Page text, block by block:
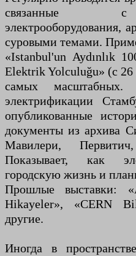
связанные с
электрооборудования,
суровыми темами.
«Istanbul'un Aydınlık
Elektrik Yolculuğu» (с
самых масштабных.
электрификации
опубликованные
документы из архива
Мавилери,
Показывает, как
городскую жизнь и
Прошлые выставки:
Hikayeler», «CERN
другие.
Иногда в